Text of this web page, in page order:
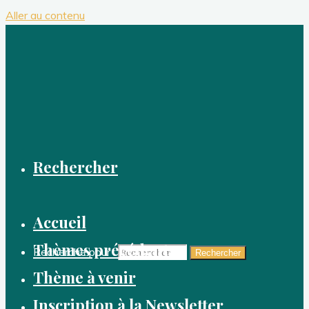
Aller au contenu
Rechercher
Recherche pour : Rechercher
Accueil
Thèmes précédents
Thème à venir
Inscription à la Newsletter